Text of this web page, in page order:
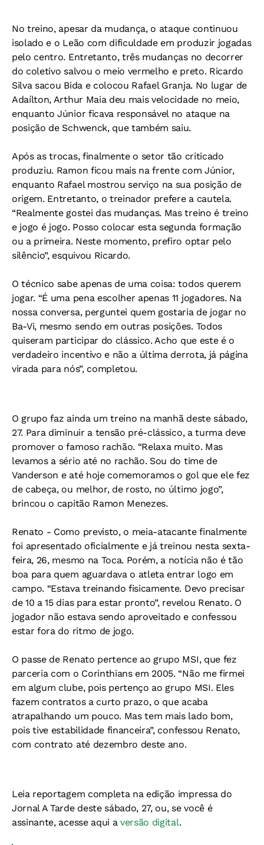
No treino, apesar da mudança, o ataque continuou
isolado e o Leão com dificuldade em produzir jogadas
pelo centro. Entretanto, três mudanças no decorrer
do coletivo salvou o meio vermelho e preto. Ricardo
Silva sacou Bida e colocou Rafael Granja. No lugar de
Adaílton, Arthur Maia deu mais velocidade no meio,
enquanto Júnior ficava responsável no ataque na
posição de Schwenck, que também saiu.
Após as trocas, finalmente o setor tão criticado
produziu. Ramon ficou mais na frente com Júnior,
enquanto Rafael mostrou serviço na sua posição de
origem. Entretanto, o treinador prefere a cautela.
“Realmente gostei das mudanças. Mas treino é treino
e jogo é jogo. Posso colocar esta segunda formação
ou a primeira. Neste momento, prefiro optar pelo
silêncio”, esquivou Ricardo.
O técnico sabe apenas de uma coisa: todos querem
jogar. “É uma pena escolher apenas 11 jogadores. Na
nossa conversa, perguntei quem gostaria de jogar no
Ba-Vi, mesmo sendo em outras posições. Todos
quiseram participar do clássico. Acho que este é o
verdadeiro incentivo e não a última derrota, já página
virada para nós”, completou.
O grupo faz ainda um treino na manhã deste sábado,
27. Para diminuir a tensão pré-clássico, a turma deve
promover o famoso rachão. “Relaxa muito. Mas
levamos a sério até no rachão. Sou do time de
Vanderson e até hoje comemoramos o gol que ele fez
de cabeça, ou melhor, de rosto, no último jogo”,
brincou o capitão Ramon Menezes.
Renato - Como previsto, o meia-atacante finalmente
foi apresentado oficialmente e já treinou nesta sexta-
feira, 26, mesmo na Toca. Porém, a notícia não é tão
boa para quem aguardava o atleta entrar logo em
campo. “Estava treinando fisicamente. Devo precisar
de 10 a 15 dias para estar pronto”, revelou Renato. O
jogador não estava sendo aproveitado e confessou
estar fora do ritmo de jogo.
O passe de Renato pertence ao grupo MSI, que fez
parceria com o Corinthians em 2005. “Não me firmei
em algum clube, pois pertenço ao grupo MSI. Eles
fazem contratos a curto prazo, o que acaba
atrapalhando um pouco. Mas tem mais lado bom,
pois tive estabilidade financeira”, confessou Renato,
com contrato até dezembro deste ano.
Leia reportagem completa na edição impressa do
Jornal A Tarde deste sábado, 27, ou, se você é
assinante, acesse aqui a versão digital.